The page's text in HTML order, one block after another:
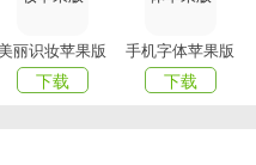
创作者，分享海量护肤攻
美丽识妆苹果版
下载
手机字体苹果版
下载